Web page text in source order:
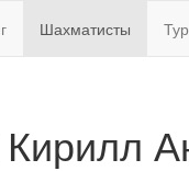
Шахматисты